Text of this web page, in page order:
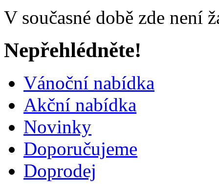
V současné době zde není
Nepřehlédněte!
Vánoční nabídka
Akční nabídka
Novinky
Doporučujeme
Doprodej